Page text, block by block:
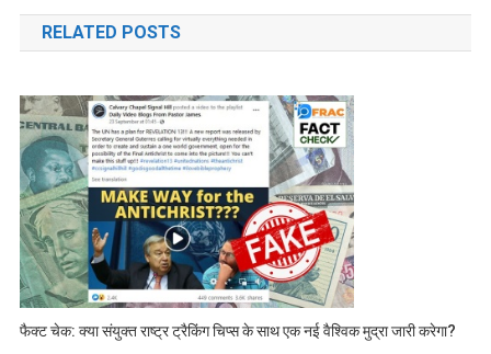
RELATED POSTS
फैक्ट चेक: क्या संयुक्त राष्ट्र ट्रैकिंग चिप्स के साथ एक नई वैश्विक मुद्रा जारी करेगा?